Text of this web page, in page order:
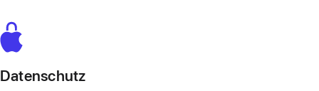
Daten­schutz